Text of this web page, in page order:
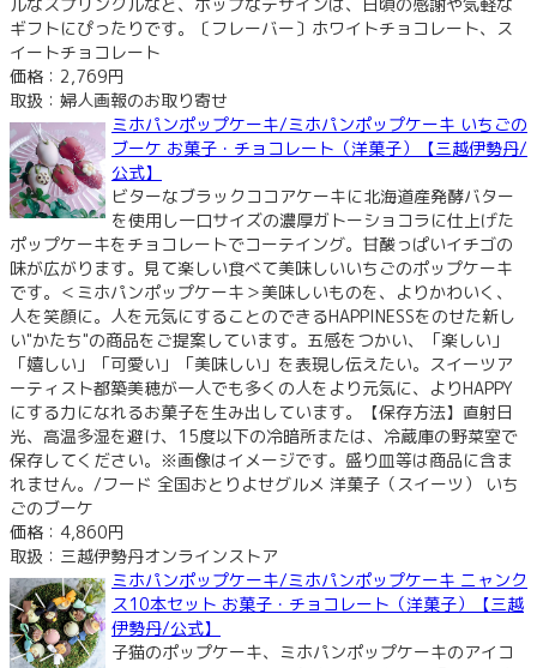
ギフトにぴったりです。〔フレーバー〕ホワイトチョコレート、ス
イートチョコレート
価格：2,769円
取扱：婦人画報のお取り寄せ
ミホパンポップケーキ/ミホパンポップケーキ いちごの
ブーケ お菓子・チョコレート（洋菓子）【三越伊勢丹/
公式】
ビターなブラックココアケーキに北海道産発酵バター
を使用し一口サイズの濃厚ガトーショコラに仕上げた
ポップケーキをチョコレートでコーテイング。甘酸っぱいイチゴの
味が広がります。見て楽しい食べて美味しいいちごのポップケーキ
です。＜ミホパンポップケーキ＞美味しいものを、よりかわいく、
人を笑顔に。人を元気にすることのできるHAPPINESSをのせた新し
い"かたち"の商品をご提案しています。五感をつかい、「楽しい」
「嬉しい」「可愛い」「美味しい」を表現し伝えたい。スイーツア
ーティスト都築美穂が一人でも多くの人をより元気に、よりHAPPY
にする力になれるお菓子を生み出しています。【保存方法】直射日
光、高温多湿を避け、15度以下の冷暗所または、冷蔵庫の野菜室で
保存してください。※画像はイメージです。盛り皿等は商品に含ま
れません。/フード 全国おとりよせグルメ 洋菓子（スイーツ） いち
ごのブーケ
価格：4,860円
取扱：三越伊勢丹オンラインストア
ミホパンポップケーキ/ミホパンポップケーキ ニャンク
ス10本セット お菓子・チョコレート（洋菓子）【三越
伊勢丹/公式】
子猫のポップケーキ、ミホパンポップケーキのアイコ